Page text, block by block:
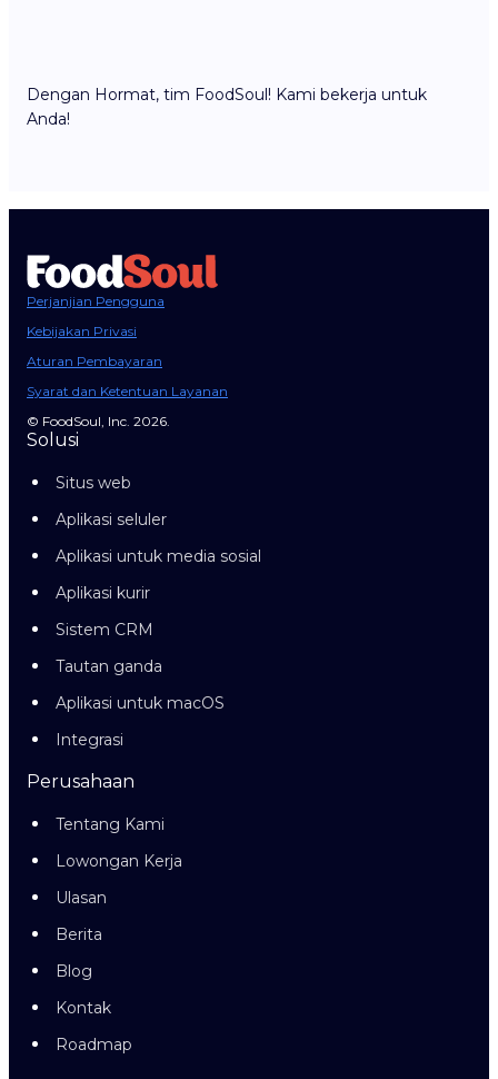
Dengan Hormat, tim FoodSoul! Kami bekerja untuk
Anda!
Perjanjian Pengguna
Kebijakan Privasi
Aturan Pembayaran
Syarat dan Ketentuan Layanan
© FoodSoul, Inc. 2026.
Solusi
Situs web
Aplikasi seluler
Aplikasi untuk media sosial
Aplikasi kurir
Sistem CRM
Tautan ganda
Aplikasi untuk macOS
Integrasi
Perusahaan
Tentang Kami
Lowongan Kerja
Ulasan
Berita
Blog
Kontak
Roadmap